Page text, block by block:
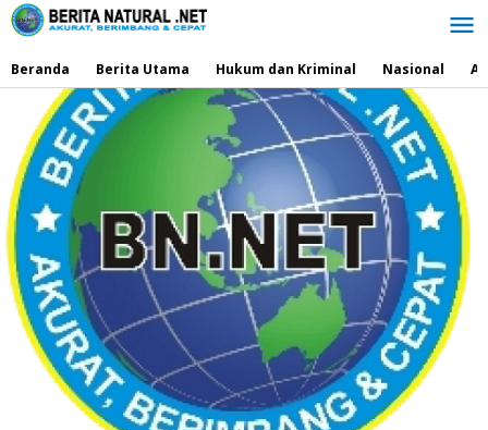
Lewati
ke
Beranda
Berita Utama Hukum dan Kriminal Nasional